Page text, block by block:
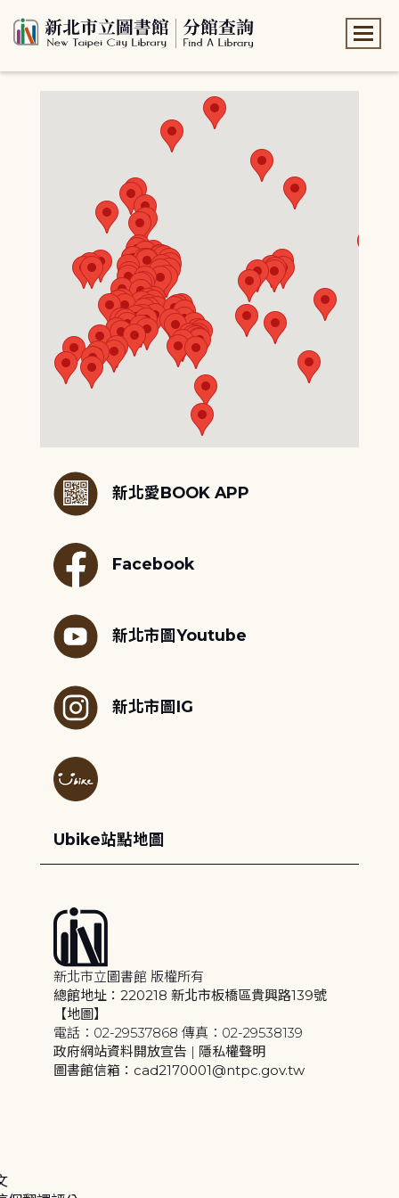
新北愛BOOK APP
Facebook
新北市圖Youtube
新北市圖IG
Ubike站點地圖
新北市立圖書館 版權所有
總館地址：220218 新北市板橋區貴興路139號
【地圖】
電話：02-29537868 傳真：02-29538139
政府網站資料開放宣告 | 隱私權聲明
圖書館信箱：cad2170001@ntpc.gov.tw